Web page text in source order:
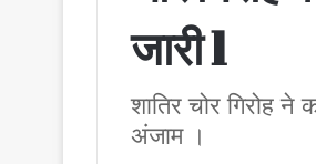
जारी l
शातिर चोर गिरोह
अंजाम ।